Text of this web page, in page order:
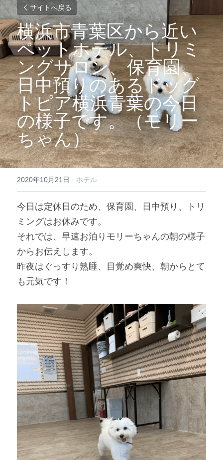
サイトへ戻る
横浜市青葉区から近い
ペットホテル、トリミ
ングサロン、保育園、
日中預りのあるドッグ
トピア横浜青葉の今日
の様子です。（モリー
ちゃん）
2020年10月21日 · ホテル
今日は定休日のため、保育園、日中預り、トリ
ミングはお休みです。
それでは、早速お泊りモリーちゃんの朝の様子
からお伝えします。
昨夜はぐっすり熟睡、目覚め爽快、朝からとて
も元気です！